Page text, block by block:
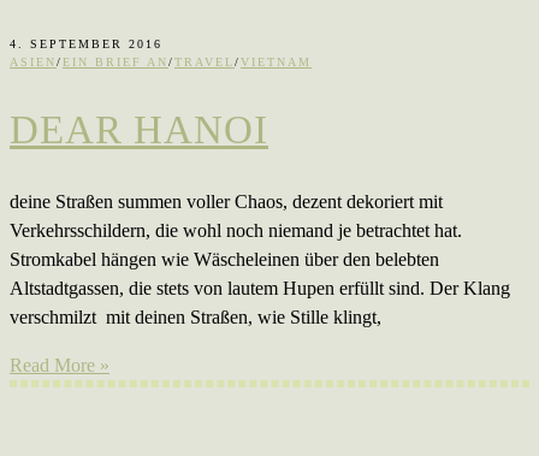
4. SEPTEMBER 2016
ASIEN/EIN BRIEF AN/TRAVEL/VIETNAM
DEAR HANOI
deine Straßen summen voller Chaos, dezent dekoriert mit
Verkehrsschildern, die wohl noch niemand je betrachtet hat.
Stromkabel hängen wie Wäscheleinen über den belebten
Altstadtgassen, die stets von lautem Hupen erfüllt sind. Der Klang
verschmilzt mit deinen Straßen, wie Stille klingt,
Read More »